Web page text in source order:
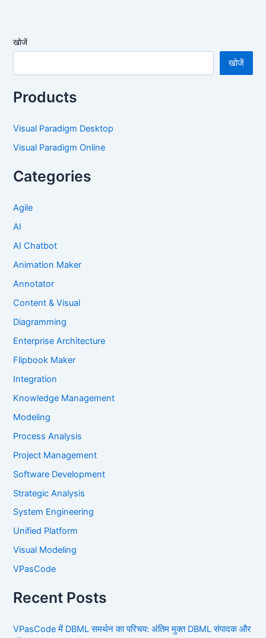
खोजें
खोजें
Products
Visual Paradigm Desktop
Visual Paradigm Online
Categories
Agile
AI
AI Chatbot
Animation Maker
Annotator
Content & Visual
Diagramming
Enterprise Architecture
Flipbook Maker
Integration
Knowledge Management
Modeling
Process Analysis
Project Management
Software Development
Strategic Analysis
System Engineering
Unified Platform
Visual Modeling
VPasCode
Recent Posts
VPasCode में DBML समर्थन का परिचय: अंतिम मुक्त DBML संपादक और